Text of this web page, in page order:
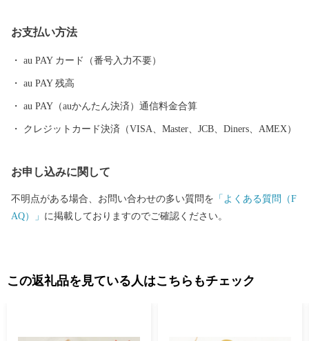
お支払い方法
au PAY カード（番号入力不要）
au PAY 残高
au PAY（auかんたん決済）通信料金合算
クレジットカード決済（VISA、Master、JCB、Diners、AMEX）
お申し込みに関して
不明点がある場合、お問い合わせの多い質問を 「よくある質問（F
AQ）」 に掲載しておりますのでご確認ください。
この返礼品を見ている人はこちらもチェック